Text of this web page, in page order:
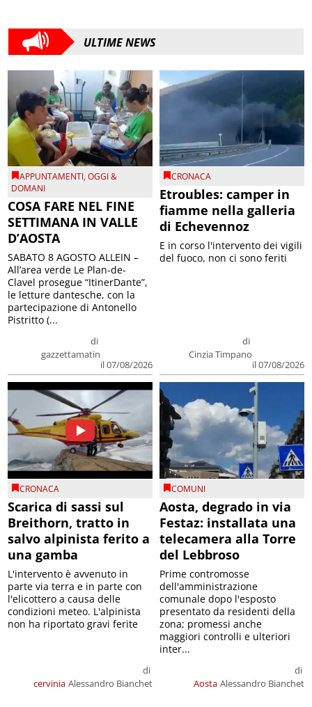
ULTIME NEWS
APPUNTAMENTI,OGGI &
DOMANI
COSA FARE NEL FINE
SETTIMANA IN VALLE
D’AOSTA
di
gazzettamatin
il 07/08/2026
SABATO 8 AGOSTO ALLEIN –
All’area verde Le Plan-de-
Clavel prosegue “ItinerDante”,
le letture dantesche, con la
partecipazione di Antonello
Pistritto (...
CRONACA
Etroubles: camper in
fiamme nella galleria
di Echevennoz
di
Cinzia Timpano
il 07/08/2026
E in corso l'intervento dei vigili
del fuoco, non ci sono feriti
CRONACA
Scarica di sassi sul
Breithorn, tratto in
salvo alpinista ferito a
una gamba
cervinia
di
Alessandro Bianchet
L'intervento è avvenuto in
parte via terra e in parte con
l'elicottero a causa delle
condizioni meteo. L'alpinista
non ha riportato gravi ferite
COMUNI
Aosta, degrado in via
Festaz: installata una
telecamera alla Torre
del Lebbroso
Aosta
di
Alessandro Bianchet
Prime contromosse
dell'amministrazione
comunale dopo l'esposto
presentato da residenti della
zona; promessi anche
maggiori controlli e ulteriori
inter...